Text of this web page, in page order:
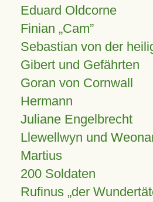
Eduard Oldcorne
Finian Cam
Sebastian von der
Gibert und Gefährten
Goran von Cornwall
Hermann
Juliane Engelbrecht
Llewellwyn und
Martius
200 Soldaten
Rufinus „der